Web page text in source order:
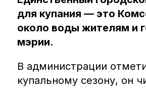
для купания — это
около воды жителям и
мэрии.
В администрации
купальному сезону, он